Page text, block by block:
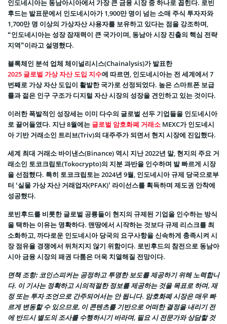
인도네시아는 동남아시아에서 가장 큰 금융 시장 중 하나로 꼽힌다. 로빈
후드는 발표문에서 인도네시아가 1,900만 명이 넘는 소매 주식 투자자와
1,700만 명 이상의 가상자산 사용자를 보유하고 있다는 점을 강조하며,
“인도네시아는 성장 잠재력이 큰 국가이며, 동남아 시장 진출의 핵심 전략
지역”이라고 설명했다.
블록체인 분석 업체 체이널리시스(Chainalysis)가 발표한
2025 글로벌 가상 자산 도입 지수에 따르면, 인도네시아는 전 세계에서 7
번째로 가상 자산 도입이 활발한 국가로 선정되었다. 높은 스마트폰 보급
률과 젊은 인구 구조가 디지털 자산 시장의 성장을 견인하고 있는 것이다.
이러한 폭발적인 성장세는 이미 다수의 글로벌 선두 기업들을 인도네시아
로 끌어들였다. 지난 8월에는 글로벌 암호화폐 거래소 MEXC가 인도네시
아 기반 거래소인 트리브(Triv)의 대주주가 되면서 현지 시장에 진입했다.
세계 최대 거래소 바이낸스(Binance) 역시 지난 2022년 말, 현지의 주요 거
래소인 토코크립토(Tokocrypto)의 지분 과반을 인수하며 발 빠르게 시장
을 선점했다. 특히 토코크립토는 2024년 9월, 인도네시아 규제 당국으로부
터 ‘실물 가상 자산 거래업자(PFAK)’ 라이선스를 획득하며 제도권 안착에
성공했다.
로빈후드를 비롯한 글로벌 공룡들이 현지의 규제된 기업을 인수하는 방식
을 택하는 이유는 명확하다. 맨땅에서 시작하는 것보다 규제 리스크를 최
소화하고, 까다로운 인도네시아 당국의 요구사항을 신속하게 충족시켜 시
장 점유율 경쟁에서 뒤처지지 않기 위함이다. 로빈후드의 참전으로 동남아
시아 금융 시장의 패권 다툼은 더욱 치열해질 전망이다.
면책 조항:코인스피커는 공정하고 투명한 보도를 제공하기 위해 노력합니
다. 이 기사는 정확하고 시의적절한 정보를 제공하는 것을 목표로 하며, 재
정 또는 투자 조언으로 간주되어서는 안 됩니다. 암호화폐 시장은 매우 빠
르게 변동할 수 있으므로, 이 콘텐츠를 기반으로 어떠한 결정을 내리기 전
에 반드시 별도의 조사를 수행하시기 바라며, 필요 시 전문가와 상담할 것